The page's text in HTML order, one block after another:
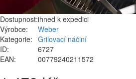
Dostupnost:ihned k expedici
Výrobce:
Weber
Kategorie: Grilovací náčiní
ID:
6727
EAN:
00779240211572